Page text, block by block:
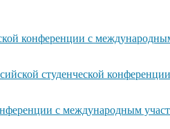
конференции с
студенческой
с международным